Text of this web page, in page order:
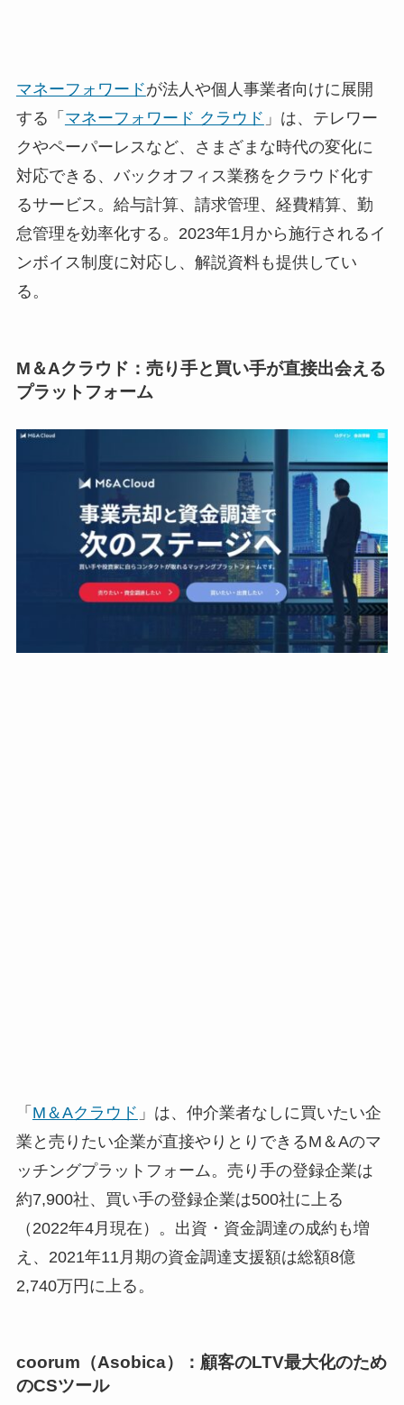
マネーフォワードが法人や個人事業者向けに展開
する「 マネーフォワード クラウド」は、テレワー
クやペーパーレスなど、さまざまな時代の変化に
対応できる、バックオフィス業務をクラウド化す
るサービス。給与計算、請求管理、経費精算、勤
怠管理を効率化する。2023年1月から施行されるイ
ンボイス制度に対応し、解説資料も提供してい
る。
M＆Aクラウド：売り手と買い手が直接出会える
プラットフォーム
「 M＆Aクラウド」は、仲介業者なしに買いたい企
業と売りたい企業が直接やりとりできるM＆Aのマ
ッチングプラットフォーム。売り手の登録企業は
約7,900社、買い手の登録企業は500社に上る
（2022年4月現在）。出資・資金調達の成約も増
え、2021年11月期の資金調達支援額は総額8億
2,740万円に上る。
coorum（Asobica）：顧客のLTV最大化のため
のCSツール